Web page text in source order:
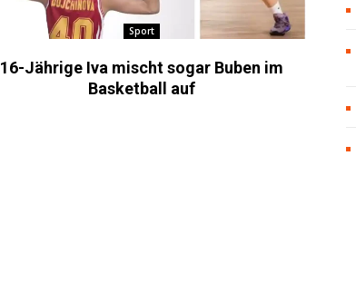
Sport
16-Jährige Iva mischt sogar Buben im
Basketball auf